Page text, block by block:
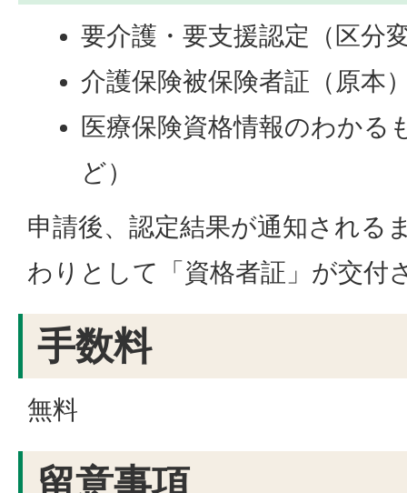
要介護・要支援認定（区分
介護保険被保険者証（原本
医療保険資格情報のわかる
ど）
申請後、認定結果が通知される
わりとして「資格者証」が交付
手数料
無料
留意事項